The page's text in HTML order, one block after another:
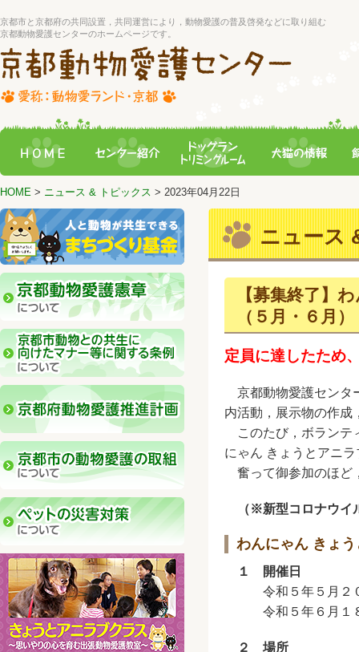
京都市と京都府の共同設置，共同運営により，動物愛護の普及啓発などに取り組む
京都動物愛護センターのホームページです。
HOME > ニュース & トピックス > 2023年04月22日
ニュース
【募集終了】
（５月・６月）
定員に達したため
京都動物愛護センタ
内活動，展示物の作成
このたび，ボランテ
にゃん きょうとアニ
奮って御参加のほど
（※新型コロナウイ
わんにゃん きょ
１ 開催日
令和５年５月２
令和５年６月１８
２ 場所